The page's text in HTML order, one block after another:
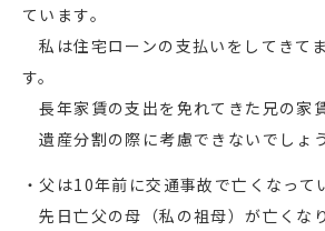
ています。
私は住宅ローンの支払いをしてきて
す。
長年家賃の支出を免れてきた兄の家
遺産分割の際に考慮できないでしょう
・父は10年前に交通事故で亡くなって
先日亡父の母（私の祖母）が亡くな